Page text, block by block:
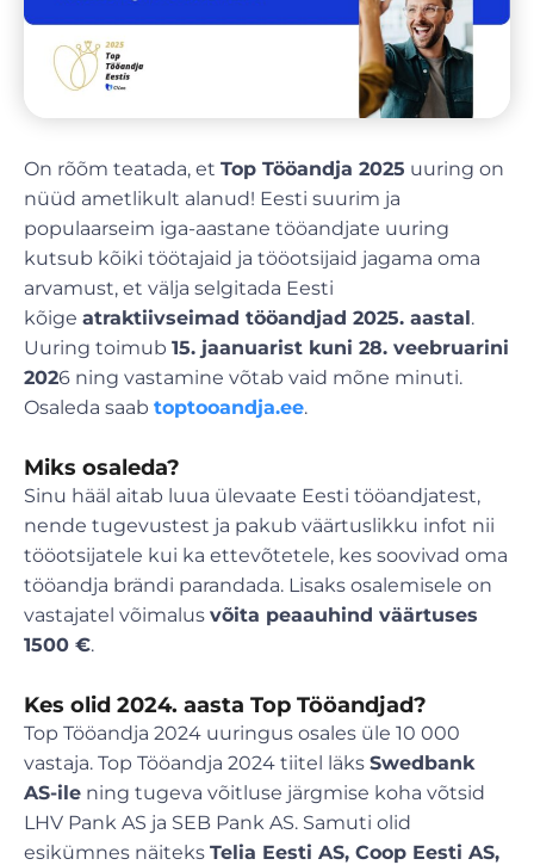
On rõõm teatada, et Top Tööandja 2025 uuring on
nüüd ametlikult alanud! Eesti suurim ja
populaarseim iga-aastane tööandjate uuring
kutsub kõiki töötajaid ja tööotsijaid jagama oma
arvamust, et välja selgitada Eesti
kõige atraktiivseimad tööandjad 2025. aastal.
Uuring toimub 15. jaanuarist kuni 28. veebruarini
2026 ning vastamine võtab vaid mõne minuti.
Osaleda saab toptooandja.ee.
Miks osaleda?
Sinu hääl aitab luua ülevaate Eesti tööandjatest,
nende tugevustest ja pakub väärtuslikku infot nii
tööotsijatele kui ka ettevõtetele, kes soovivad oma
tööandja brändi parandada. Lisaks osalemisele on
vastajatel võimalus võita peaauhind väärtuses
1500 €.
Kes olid 2024. aasta Top Tööandjad?
Top Tööandja 2024 uuringus osales üle 10 000
vastaja. Top Tööandja 2024 tiitel läks Swedbank
AS-ile ning tugeva võitluse järgmise koha võtsid
LHV Pank AS ja SEB Pank AS. Samuti olid
esikümnes näiteks Telia Eesti AS, Coop Eesti AS,